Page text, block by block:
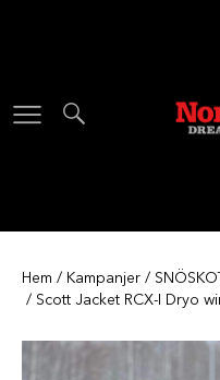
Hem / Kampanjer /
/ Scott Jacket RCX-I Dryo